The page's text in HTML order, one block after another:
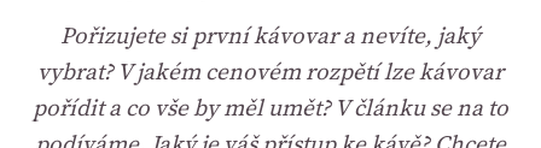
Pořizujete si první kávovar a nevíte, jaký
vybrat? V jakém cenovém rozpětí lze kávovar
pořídit a co vše by měl umět? V článku se na to